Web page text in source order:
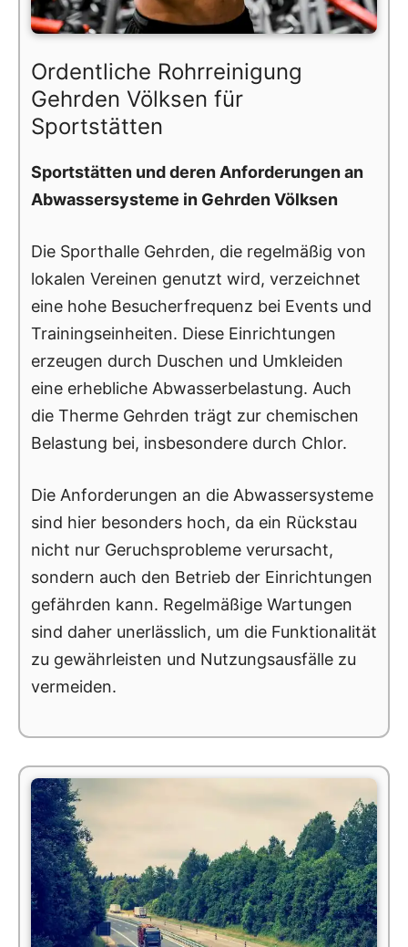
Ordentliche Rohrreinigung
Gehrden Völksen für
Sportstätten
Sportstätten und deren Anforderungen an
Abwassersysteme in Gehrden Völksen
Die Sporthalle Gehrden, die regelmäßig von
lokalen Vereinen genutzt wird, verzeichnet
eine hohe Besucherfrequenz bei Events und
Trainingseinheiten. Diese Einrichtungen
erzeugen durch Duschen und Umkleiden
eine erhebliche Abwasserbelastung. Auch
die Therme Gehrden trägt zur chemischen
Belastung bei, insbesondere durch Chlor.
Die Anforderungen an die Abwassersysteme
sind hier besonders hoch, da ein Rückstau
nicht nur Geruchsprobleme verursacht,
sondern auch den Betrieb der Einrichtungen
gefährden kann. Regelmäßige Wartungen
sind daher unerlässlich, um die Funktionalität
zu gewährleisten und Nutzungsausfälle zu
vermeiden.